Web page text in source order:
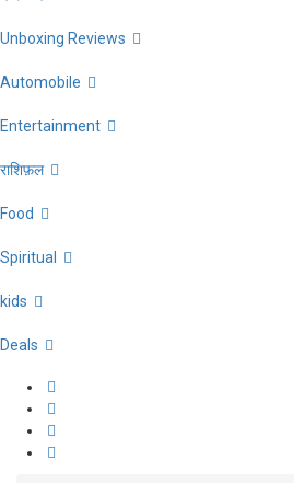
Unboxing Reviews
Automobile
Entertainment
राशिफ़ल
Food
Spiritual
kids
Deals